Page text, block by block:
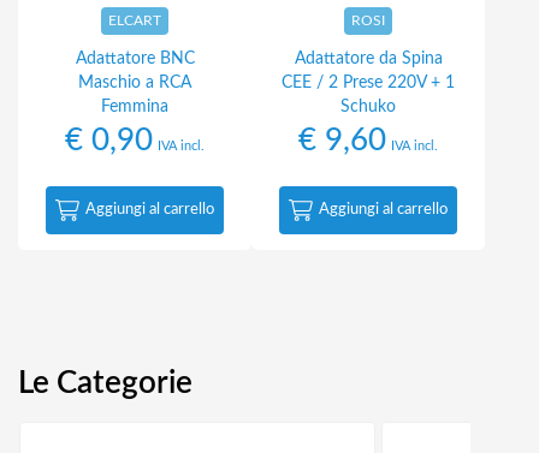
ELCART
Adattatore BNC
Maschio a RCA
Femmina
€ 0,90 IVA incl.
Aggiungi al carrello
ROSI
Adattatore da Spina
CEE / 2 Prese 220V + 1
Schuko
€ 9,60 IVA incl.
Aggiungi al carrello
Le Categorie